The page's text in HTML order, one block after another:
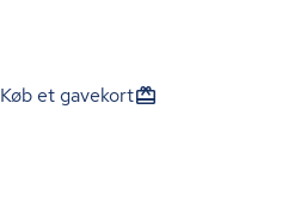
Køb et gavekort